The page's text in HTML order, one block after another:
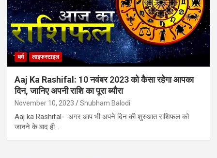
धर्म लाइफस्टाइल
Aaj Ka Rashifal: 10 नवंबर 2023 काे कैसा रहेगा आपका
दिन, जानिए अपनी राशि का पूरा ब्‍यौरा
November 10, 2023 Shubham Balodi
Aaj ka Rashifal- अगर आप भी अपने दिन की शुरुआत राशिफल को
जानने के बाद ही…